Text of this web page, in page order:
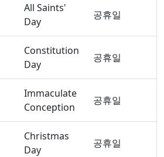
All Saints'
Day
공휴일
Constitution
Day
공휴일
Immaculate
Conception
공휴일
Christmas
Day
공휴일